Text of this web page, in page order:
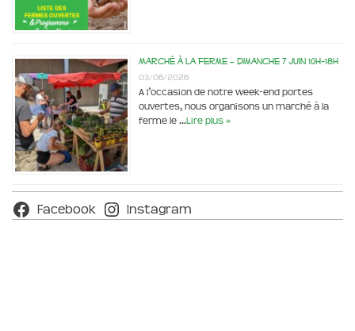
Marché à la ferme – dimanche 7 juin 10h-18h
03/06/2026
A l’occasion de notre week-end portes
ouvertes, nous organisons un marché à la
ferme le …Lire plus »
Facebook Instagram